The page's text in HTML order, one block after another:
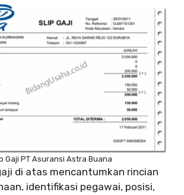
Gaji PT Asuransi Astra Buana
di atas mencantumkan rincian
identifikasi pegawai, posisi,